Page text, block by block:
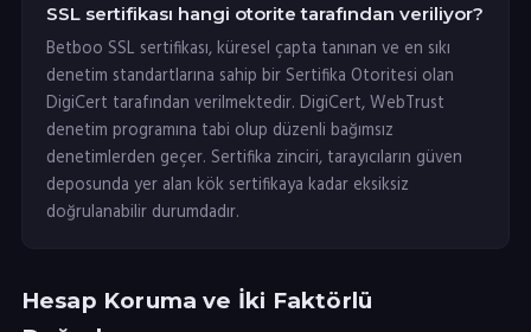
SSL sertifikası hangi otorite tarafından veriliyor?
Betboo SSL sertifikası, küresel çapta tanınan ve en sıkı
denetim standartlarına sahip bir Sertifika Otoritesi olan
DigiCert tarafından verilmektedir. DigiCert, WebTrust
denetim programına tabi olup düzenli bağımsız
denetimlerden geçer. Sertifika zinciri, tarayıcıların güven
deposunda yer alan kök sertifikaya kadar eksiksiz
doğrulanabilir durumdadır.
Hesap Koruma ve İki Faktörlü